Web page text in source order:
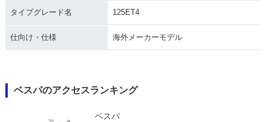
タイプグレード名 125ET4
仕向け・仕様 海外メーカーモデル
ベスパのアクセスランキング
ベスパ